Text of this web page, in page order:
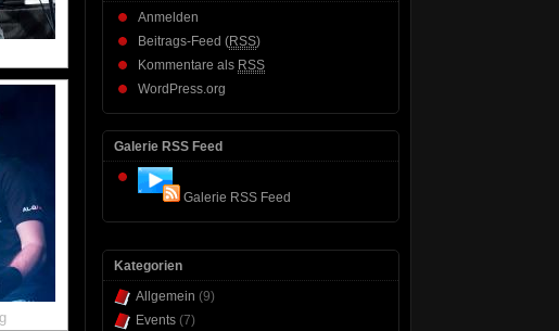
Anmelden
Beitrags-Feed (RSS)
Kommentare als RSS
WordPress.org
Galerie RSS Feed
Galerie RSS Feed
Kategorien
Allgemein (9)
Events (7)